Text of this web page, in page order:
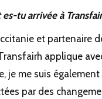
tu arrivée à
et
applique
je me suis
par des